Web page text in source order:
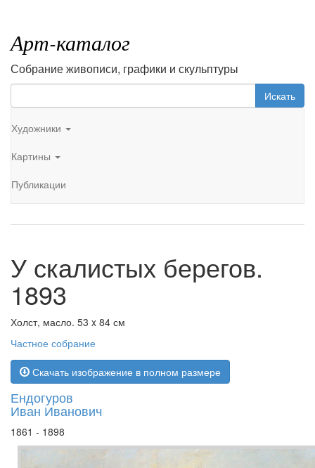
Арт-каталог
Собрание живописи, графики и скульптуры
Искать
Художники
Картины
Публикации
У скалистых берегов.
1893
Холст, масло. 53 x 84 см
Частное собрание
Скачать изображение в полном размере
Ендогуров
Иван Иванович
1861 - 1898